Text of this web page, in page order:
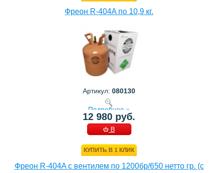
Фреон R-404A по 10,9 кг.
Артикул: 080130
Подробнее »
12 980 руб.
В
КУПИТЬ В 1 КЛИК
Фреон R-404A с вентилем по 1200бр/650 нетто гр. (с